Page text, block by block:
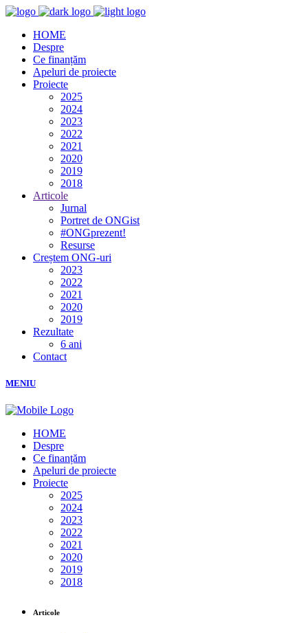
HOME
Despre
Ce finanțăm
Apeluri de proiecte
Proiecte
2025
2024
2023
2022
2021
2020
2019
2018
Articole
Jurnal
Portret de ONGist
#ONGprezent!
Resurse
Creștem ONG-uri
2023
2022
2021
2020
2019
Rezultate
6 ani
Contact
MENIU
HOME
Despre
Ce finanțăm
Apeluri de proiecte
Proiecte
2025
2024
2023
2022
2021
2020
2019
2018
Articole